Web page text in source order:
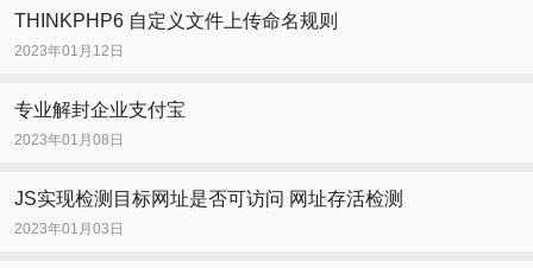
THINKPHP6 自定义文件上传命名规则
2023年01月12日
专业解封企业支付宝
2023年01月08日
JS实现检测目标网址是否可访问 网址存活检测
2023年01月03日